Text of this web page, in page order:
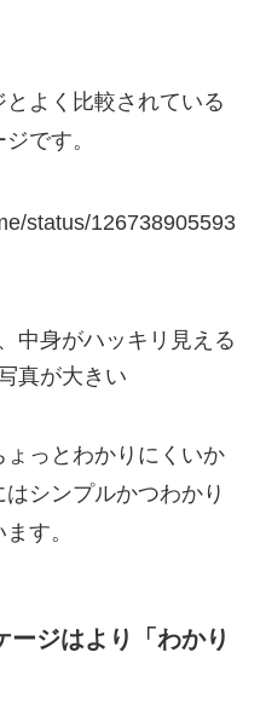
よく比較されている
です。
status/126738905593
中身がハッキリ見える
真が大きい
っとわかりにくいか
シンプルかつわかり
す。
ージはより「わかり